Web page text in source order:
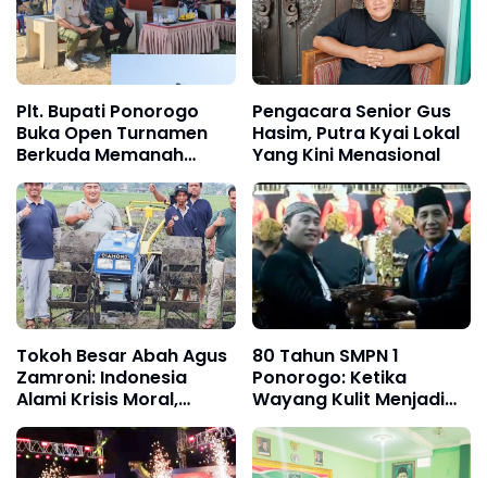
Plt. Bupati Ponorogo
Buka Open Turnamen
Berkuda Memanah
PORDASI 2026, Ketua
DPRD Hadir
Pengacara Senior Gus
Hasim, Putra Kyai Lokal
Yang Kini Menasional
Tokoh Besar Abah Agus
Zamroni: Indonesia
Alami Krisis Moral,
Program MBG Harus
Dikelola Secara
Profesional
80 Tahun SMPN 1
Ponorogo: Ketika
Wayang Kulit Menjadi
Cermin Perjalanan
Pendidikan dan Jati Diri